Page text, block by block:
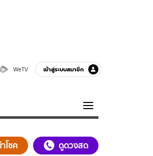
WeTV เข้าสู่ระบบสมาชิก
วามรู้รอบตัว
โชค ดูดวงสด